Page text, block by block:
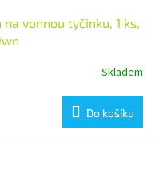
vonnou tyčinku, 1 ks,
Skladem
Do košíku